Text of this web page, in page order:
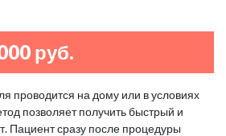
руб.
проводится на дому или в условиях
позволяет получить быстрый и
Пациент сразу после процедуры